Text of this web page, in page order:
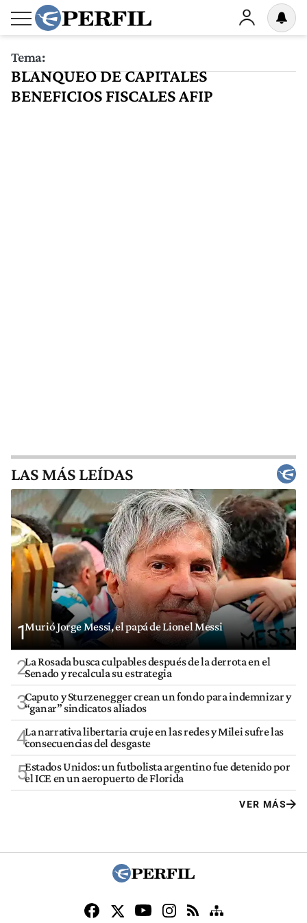
Tema:
BLANQUEO DE CAPITALES
BENEFICIOS FISCALES AFIP
LAS MÁS LEÍDAS
1Murió Jorge Messi, el papá de Lionel Messi
2La Rosada busca culpables después de la derrota en el
Senado y recalcula su estrategia
3Caputo y Sturzenegger crean un fondo para indemnizar y
“ganar” sindicatos aliados
4La narrativa libertaria cruje en las redes y Milei sufre las
consecuencias del desgaste
5Estados Unidos: un futbolista argentino fue detenido por
el ICE en un aeropuerto de Florida
VER MÁS